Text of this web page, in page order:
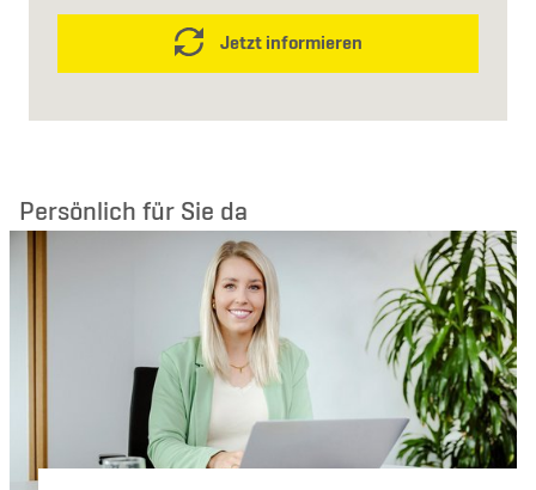
Jetzt informieren
Persönlich für Sie da